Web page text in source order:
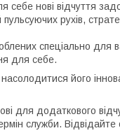
себе нові відчуття
рухів,
спеціально для
для себе.
його
для додаткового
служби.